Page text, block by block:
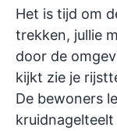
Het is tijd om
trekken, jullie
door de
kijkt zie je
De bewoners